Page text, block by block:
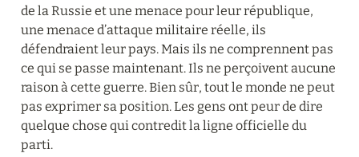
de la Russie et une menace pour leur république,
une menace d’attaque militaire réelle, ils
défendraient leur pays. Mais ils ne comprennent pas
ce qui se passe maintenant. Ils ne perçoivent aucune
raison à cette guerre. Bien sûr, tout le monde ne peut
pas exprimer sa position. Les gens ont peur de dire
quelque chose qui contredit la ligne officielle du
parti.